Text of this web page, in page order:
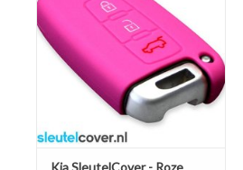
TOEVOEGEN AAN WINKELWAGEN